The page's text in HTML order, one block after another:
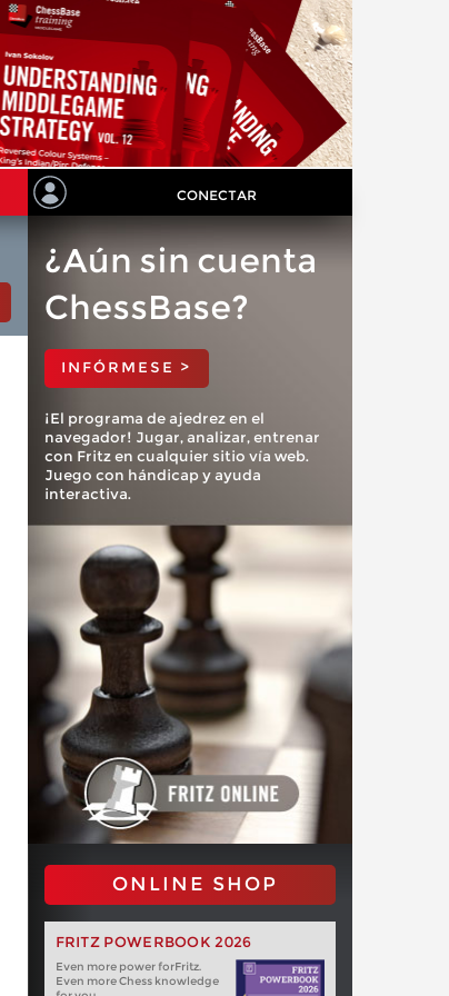
CONECTAR
¿Aún sin cuenta
ChessBase?
INFÓRMESE >
¡El programa de ajedrez en el
navegador! Jugar, analizar, entrenar
con Fritz en cualquier sitio vía web.
Juego con hándicap y ayuda
interactiva.
ONLINE SHOP
FRITZ POWERBOOK 2026
Even more power forFritz.
Even more Chess knowledge